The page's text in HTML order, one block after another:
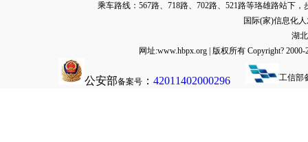
乘车路线：567路、718路、702路、521路等珞雄路站下
国际(家)信息化
湖
网址:www.hbpx.org | 版权所有 Copyright?
公安部备案号 ： 42011402000296 工信部